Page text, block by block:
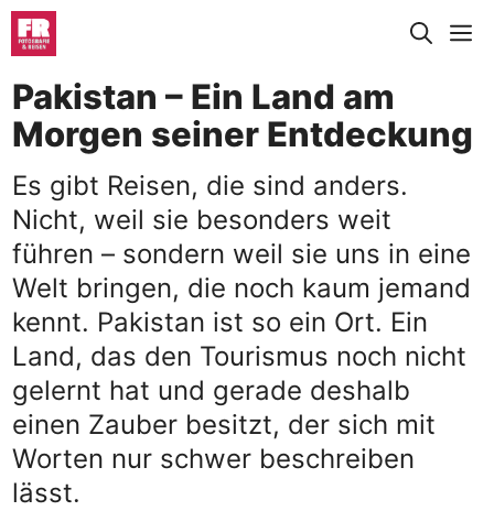
Zum
Inhalt
springen
Pakistan – Ein Land am
Morgen seiner Entdeckung
Es gibt Reisen, die sind anders.
Nicht, weil sie besonders weit
führen – sondern weil sie uns in eine
Welt bringen, die noch kaum jemand
kennt. Pakistan ist so ein Ort. Ein
Land, das den Tourismus noch nicht
gelernt hat und gerade deshalb
einen Zauber besitzt, der sich mit
Worten nur schwer beschreiben
lässt.